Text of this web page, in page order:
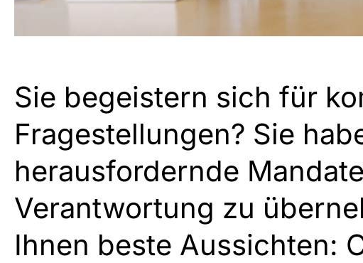
Sie begeistern sich für
Fragestellungen? Sie
herausfordernde
Verantwortung zu
Ihnen beste Aussichten: